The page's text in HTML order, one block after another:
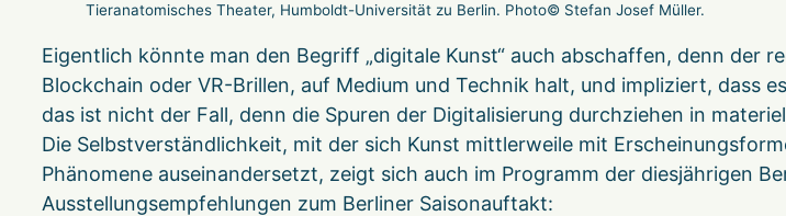
Tieranatomisches Theater, Humboldt-Universität zu Berlin. Photo© Stefan Josef Müller.
Eigentlich könnte man den Begriff „digitale Kunst“ auch abschaffen, denn der
Blockchain oder VR-Brillen, auf Medium und Technik halt, und impliziert, dass
das ist nicht der Fall, denn die Spuren der Digitalisierung durchziehen in
Die Selbstverständlichkeit, mit der sich Kunst mittlerweile mit
Phänomene auseinandersetzt, zeigt sich auch im Programm der diesjährigen
Ausstellungsempfehlungen zum Berliner Saisonauftakt: